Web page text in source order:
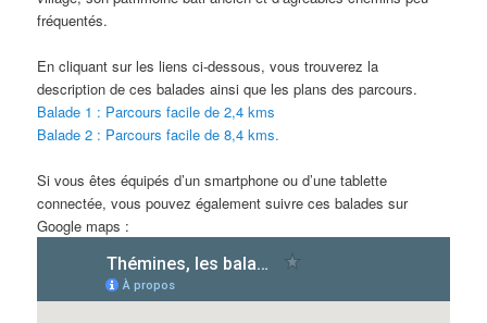
fréquentés.
En cliquant sur les liens ci-dessous, vous trouverez la
description de ces balades ainsi que les plans des parcours.
Balade 1 : Parcours facile de 2,4 kms
Balade 2 : Parcours facile de 8,4 kms.
Si vous êtes équipés d’un smartphone ou d’une tablette
connectée, vous pouvez également suivre ces balades sur
Google maps :